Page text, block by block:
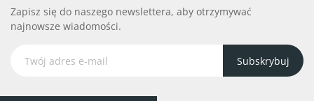
Zapisz się do naszego newslettera, aby otrzymywać
najnowsze wiadomości.
Subskrybuj